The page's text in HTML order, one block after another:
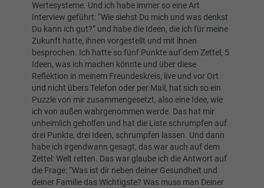
Wertesysteme. Und ich habe immer so eine Art
Interview geführt: “Wie siehst Du mich und was denkst
Du kann ich gut?” und habe die Ideen, die ich für meine
Zukunft hatte, ihnen vorgestellt und mit ihnen
besprochen. Ich hatte so fünf Punkte auf dem Zettel, 5
Ideen, was ich machen könnte und über diese
Reflektion in meinem Freundeskreis, live und vor Ort
und nicht übers Telefon oder per Mail, hat sich so ein
Puzzle von mir zusammengesetzt, also eine Idee, wie
ich von außen wahrgenommen werde. Das hat mir
unheimlich geholfen und hat die Liste schrumpfen auf
drei Punkte, drei Ideen, schrumpfen lassen. Und dann
habe ich irgendwann gesagt, das war auch auf dem
Zettel: Welt retten. Das war glaube ich die Antwort auf
die Frage: “Was ist dir neben deiner Gesundheit und
deiner Familie das Wichtigste? Was muss man Deiner